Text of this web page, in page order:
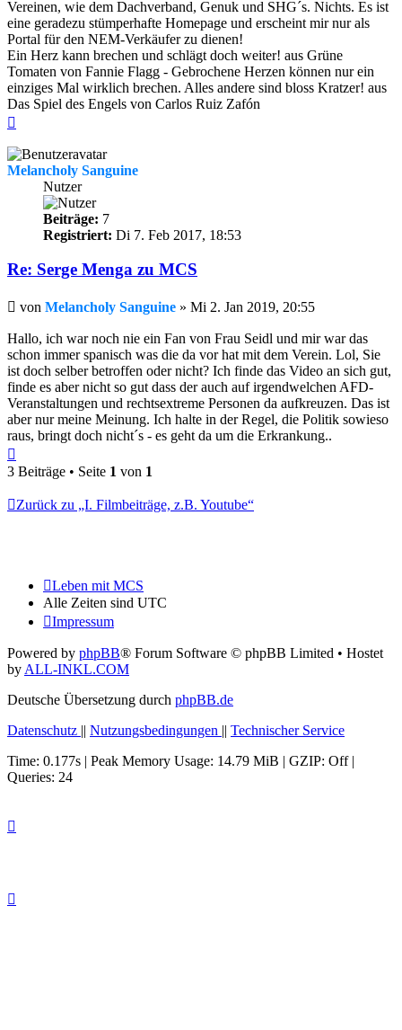
Vereinen, wie dem Dachverband, Genuk und SHG´s. Nichts. Es ist
eine geradezu stümperhafte Homepage und erscheint mir nur als
Portal für den NEM-Verkäufer zu dienen!
Ein Herz kann brechen und schlägt doch weiter! aus Grüne
Tomaten von Fannie Flagg - Gebrochene Herzen können nur ein
einziges Mal wirklich brechen. Alles andere sind bloss Kratzer! aus
Das Spiel des Engels von Carlos Ruiz Zafón
Melancholy Sanguine
Nutzer
Beiträge: 7
Registriert: Di 7. Feb 2017, 18:53
Re: Serge Menga zu MCS
Beitrag
von Melancholy Sanguine » Mi 2. Jan 2019, 20:55
Hallo, ich war noch nie ein Fan von Frau Seidl und mir war das
schon immer spanisch was die da vor hat mit dem Verein. Lol, Sie
ist doch selber betroffen oder nicht? Ich finde das Video an sich gut,
finde es aber nicht so gut dass der auch auf irgendwelchen AFD-
Veranstaltungen und rechtsextreme Personen da aufkreuzen. Das ist
aber nur meine Meinung. Ich halte in der Regel, die Politik sowieso
raus, bringt doch nicht´s - es geht da um die Erkrankung..
oben
3 Beiträge • Seite 1 von 1
Zurück zu „I. Filmbeiträge, z.B. Youtube“
Leben mit MCS
Alle Zeiten sind UTC
Impressum
Powered by phpBB® Forum Software © phpBB Limited • Hostet
by ALL-INKL.COM
Deutsche Übersetzung durch phpBB.de
Datenschutz || Nutzungsbedingungen || Technischer Service
Time: 0.177s | Peak Memory Usage: 14.79 MiB | GZIP: Off |
Queries: 24